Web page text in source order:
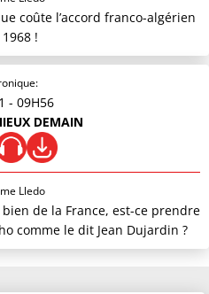
coûte l’accord franco-algérien
!
- 09H56
DEMAIN
Lledo
de la France, est-ce prendre
comme le dit Jean Dujardin ?